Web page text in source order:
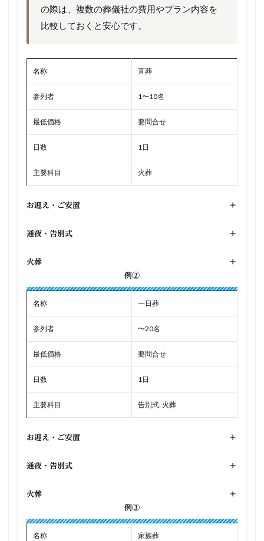
の際は、複数の葬儀社の費用やプラン内容を
比較しておくと安心です。
名称 直葬
参列者 1〜10名
最低価格 要問合せ
日数 1日
主要科目 火葬
お迎え・ご安置 +
通夜・告別式 +
火葬
+
例②
名称 一日葬
参列者 〜20名
最低価格 要問合せ
日数 1日
主要科目 告別式, 火葬
お迎え・ご安置 +
通夜・告別式 +
火葬
+
例③
名称 家族葬